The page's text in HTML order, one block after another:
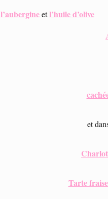
l’aubergineetl’huile d’olive
et
Tarte